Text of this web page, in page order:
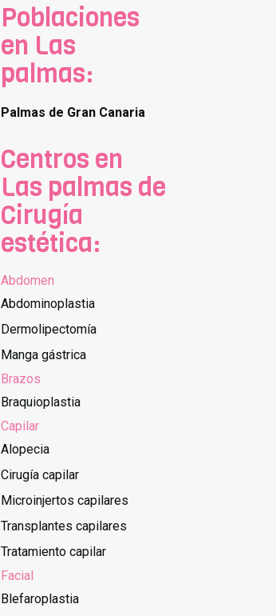
Poblaciones
en Las
palmas:
Palmas de Gran Canaria
Centros en
Las palmas de
Cirugía
estética:
Abdomen
Abdominoplastia
Dermolipectomía
Manga gástrica
Brazos
Braquioplastia
Capilar
Alopecia
Cirugía capilar
Microinjertos capilares
Transplantes capilares
Tratamiento capilar
Facial
Blefaroplastia